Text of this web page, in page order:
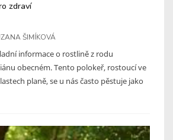
zdraví
ŠIMÍKOVÁ
informace o rostlině z rodu
obecném. Tento polokeř, rostoucí ve
planě, se u nás často pěstuje jako